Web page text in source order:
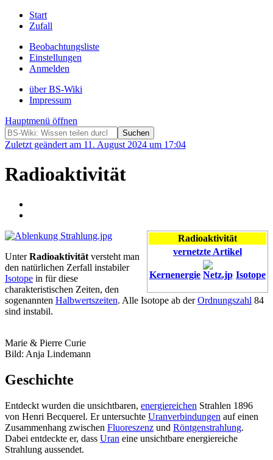
Start
Zufall
Beobachtungsliste
Einstellungen
Anmelden
über BS-Wiki
Impressum
Hauptmenü öffnen
Zuletzt geändert am 11. August 2024 um 17:04
Radioaktivität
Radioaktivität
vernetzte Artikel
Kernenergie Isotope
UnterRadioaktivität versteht man
den natürlichen Zerfall instabiler
Isotope in für diese
charakteristischen Zeiten, den
sogenannten Halbwertszeiten. Alle Isotope ab derOrdnungszahl 84
sind instabil.
Marie & Pierre Curie
Bild: Anja Lindemann
Geschichte
Entdeckt wurden die unsichtbaren, energiereichen Strahlen 1896
von Henri Becquerel. Er untersuchte Uranverbindungen auf einen
Zusammenhang zwischen Fluoreszenz und Röntgenstrahlung.
Dabei entdeckte er, dass Uran eine unsichtbare energiereiche
Strahlung aussendet.